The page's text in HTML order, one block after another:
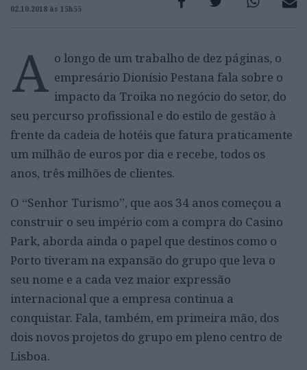
02.10.2018 às 15h55
A o longo de um trabalho de dez páginas, o
empresário Dionísio Pestana fala sobre o
impacto da Troika no negócio do setor, do
seu percurso profissional e do estilo de gestão à
frente da cadeia de hotéis que fatura praticamente
um milhão de euros por dia e recebe, todos os
anos, três milhões de clientes.
O “Senhor Turismo”, que aos 34 anos começou a
construir o seu império com a compra do Casino
Park, aborda ainda o papel que destinos como o
Porto tiveram na expansão do grupo que leva o
seu nome e a cada vez maior expressão
internacional que a empresa continua a
conquistar. Fala, também, em primeira mão, dos
dois novos projetos do grupo em pleno centro de
Lisboa.